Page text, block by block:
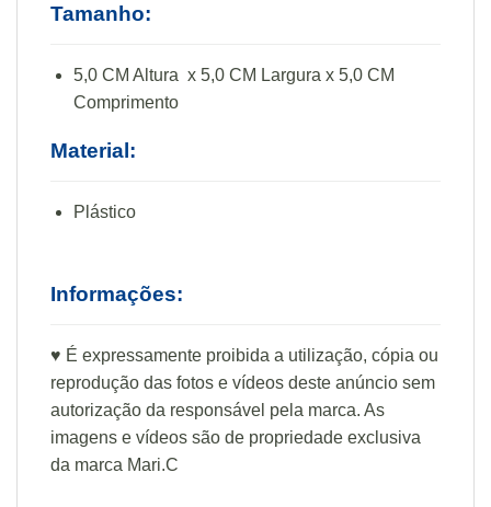
Tamanho:
5,0 CM Altura x 5,0 CM Largura x 5,0 CM
Comprimento
Material:
Plástico
Informações:
♥ É expressamente proibida a utilização, cópia ou
reprodução das fotos e vídeos deste anúncio sem
autorização da responsável pela marca. As
imagens e vídeos são de propriedade exclusiva
da marca Mari.C